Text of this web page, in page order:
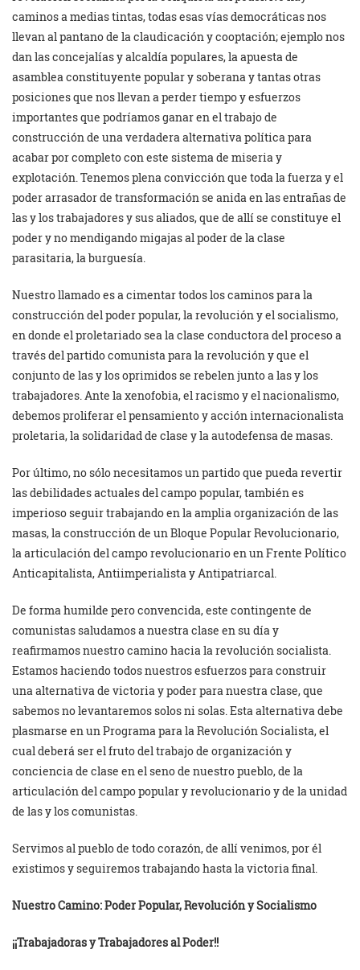
caminos a medias tintas, todas esas vías democráticas nos
llevan al pantano de la claudicación y cooptación; ejemplo nos
dan las concejalías y alcaldía populares, la apuesta de
asamblea constituyente popular y soberana y tantas otras
posiciones que nos llevan a perder tiempo y esfuerzos
importantes que podríamos ganar en el trabajo de
construcción de una verdadera alternativa política para
acabar por completo con este sistema de miseria y
explotación. Tenemos plena convicción que toda la fuerza y el
poder arrasador de transformación se anida en las entrañas de
las y los trabajadores y sus aliados, que de allí se constituye el
poder y no mendigando migajas al poder de la clase
parasitaria, la burguesía.
Nuestro llamado es a cimentar todos los caminos para la
construcción del poder popular, la revolución y el socialismo,
en donde el proletariado sea la clase conductora del proceso a
través del partido comunista para la revolución y que el
conjunto de las y los oprimidos se rebelen junto a las y los
trabajadores. Ante la xenofobia, el racismo y el nacionalismo,
debemos proliferar el pensamiento y acción internacionalista
proletaria, la solidaridad de clase y la autodefensa de masas.
Por último, no sólo necesitamos un partido que pueda revertir
las debilidades actuales del campo popular, también es
imperioso seguir trabajando en la amplia organización de las
masas, la construcción de un Bloque Popular Revolucionario,
la articulación del campo revolucionario en un Frente Político
Anticapitalista, Antiimperialista y Antipatriarcal.
De forma humilde pero convencida, este contingente de
comunistas saludamos a nuestra clase en su día y
reafirmamos nuestro camino hacia la revolución socialista.
Estamos haciendo todos nuestros esfuerzos para construir
una alternativa de victoria y poder para nuestra clase, que
sabemos no levantaremos solos ni solas. Esta alternativa debe
plasmarse en un Programa para la Revolución Socialista, el
cual deberá ser el fruto del trabajo de organización y
conciencia de clase en el seno de nuestro pueblo, de la
articulación del campo popular y revolucionario y de la unidad
de las y los comunistas.
Servimos al pueblo de todo corazón, de allí venimos, por él
existimos y seguiremos trabajando hasta la victoria final.
Nuestro Camino: Poder Popular, Revolución y Socialismo
¡¡Trabajadoras y Trabajadores al Poder!!